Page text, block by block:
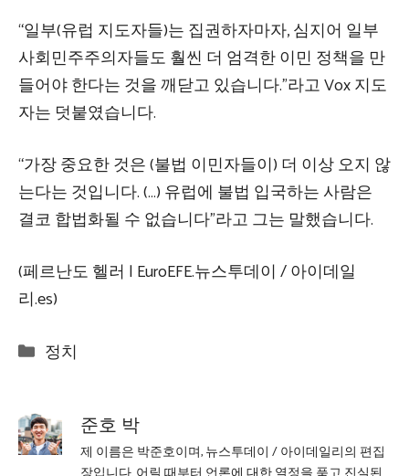
“일부(유럽 지도자들)는 집권하자마자, 심지어 일부
사회민주주의자들도 훨씬 더 엄격한 이민 정책을 만
들어야 한다는 것을 깨닫고 있습니다.”라고 Vox 지도
자는 덧붙였습니다.
“가장 중요한 것은 (불법 이민자들이) 더 이상 오지 않
는다는 것입니다. (…) 유럽에 불법 입국하는 사람은
결코 합법화될 수 없습니다”라고 그는 말했습니다.
(페르난도 헬러 | EuroEFE.뉴스투데이 / 아이데일
리.es)
Categories
정치
준호 박
제 이름은 박준호이며, 뉴스투데이 / 아이데일리의 편집